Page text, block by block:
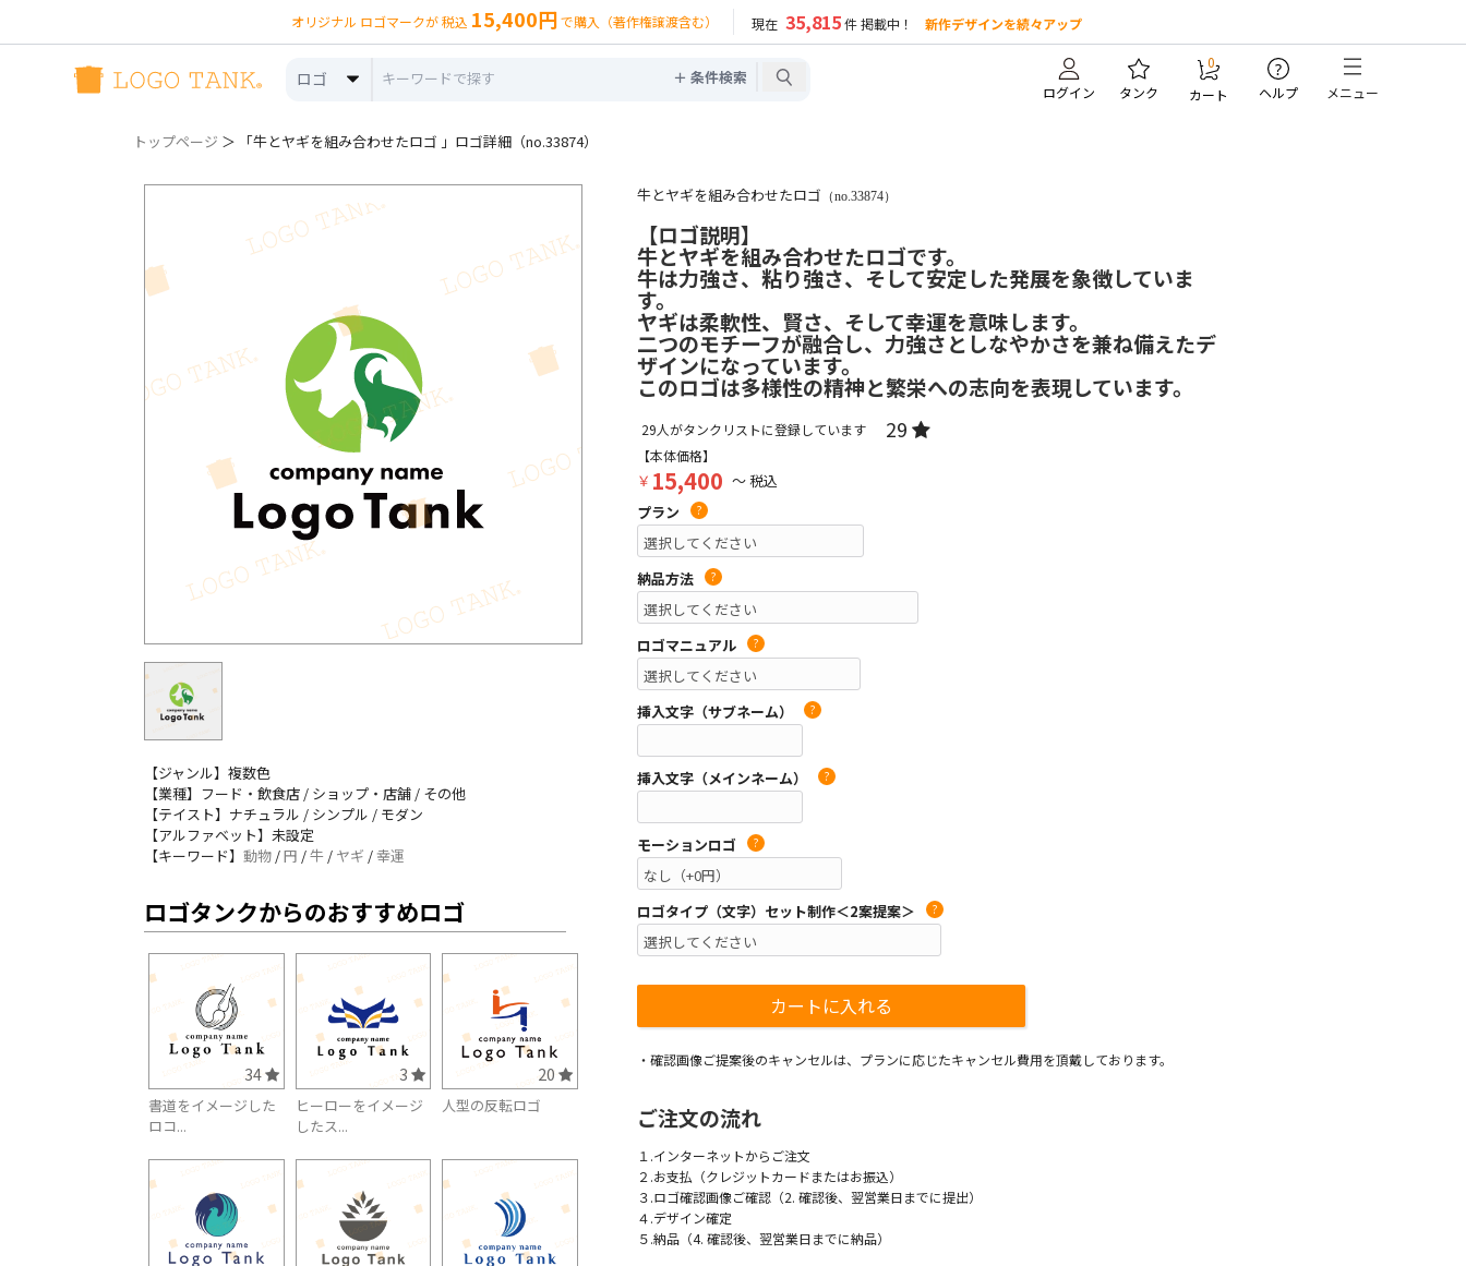
オリジナル ロゴマークが 税込 15,400円 で購入（著作権譲渡含む） 現在 35,815件 掲載中！ 新作デザインを続々アップ
ロゴ ＋ 条件検索
ログイン タンク
0
カート
?
ヘルプ メニュー
トップページ ＞ 「牛とヤギを組み合わせたロゴ 」ロゴ詳細（no.33874）
【ジャンル】複数色
【業種】フード・飲食店 / ショップ・店舗 / その他
【テイスト】ナチュラル / シンプル / モダン
【アルファベット】未設定
【キーワード】 動物 /円 /牛 / ヤギ /幸運
ロゴタンクからのおすすめロゴ
34
書道をイメージした
ロコ...
3
ヒーローをイメージ
したス...
20
人型の反転ロゴ
牛とヤギを組み合わせたロゴ （no.33874）
【ロゴ説明】
牛とヤギを組み合わせたロゴです。
牛は力強さ、粘り強さ、そして安定した発展を象徴していま
す。
ヤギは柔軟性、賢さ、そして幸運を意味します。
二つのモチーフが融合し、力強さとしなやかさを兼ね備えたデ
ザインになっています。
このロゴは多様性の精神と繁栄への志向を表現しています。
29人がタンクリストに登録しています 29
【本体価格】
￥ 15,400 ～ 税込
プラン
?
納品方法 ?
ロゴマニュアル ?
挿入文字（サブネーム） ?
挿入文字（メインネーム） ?
モーションロゴ ?
ロゴタイプ（文字）セット制作＜2案提案＞ ?
・確認画像ご提案後のキャンセルは、プランに応じたキャンセル費用を頂戴しております。
ご注文の流れ
１.インターネットからご注文
２.お支払（クレジットカードまたはお振込）
３.ロゴ確認画像ご確認（2. 確認後、翌営業日までに提出）
４.デザイン確定
５.納品（4. 確認後、翌営業日までに納品）